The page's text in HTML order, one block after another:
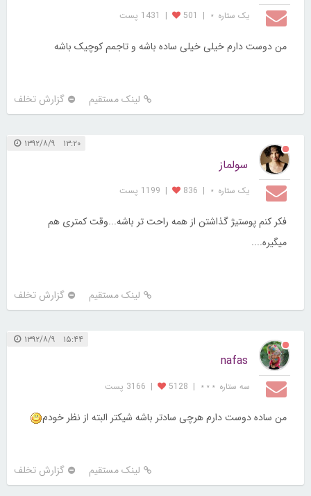
یک ستاره ⋆ |
501
| 1431 پست
من دوست دارم خیلی خیلی ساده باشه و تاجمم کوچیک باشه
لینک مستقیم گزارش تخلف
۱۳:۲۰ ۱۳۹۲/۸/۹
سولماز
یک ستاره ⋆ |
836
| 1199 پست
فکر کنم پوستیژ گذاشتن از همه راحت تر باشه...وقت کمتری هم
میگیره....
لینک مستقیم گزارش تخلف
۱۵:۴۴ ۱۳۹۲/۸/۹
nafas
سه ستاره ⋆⋆⋆ |
5128
| 3166 پست
من ساده دوست دارم هرچی سادتر باشه شیکتر البته از نظر خودم
لینک مستقیم گزارش تخلف